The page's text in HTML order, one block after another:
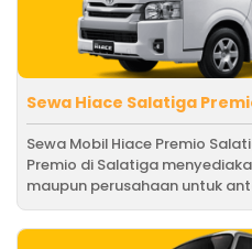
Sewa Hiace Salatiga
Sewa Mobil Hiace Premio
Premio di Salatiga
maupun perusahaan untuk